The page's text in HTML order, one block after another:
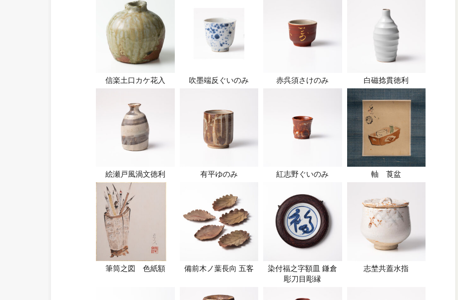
信楽土口カケ花入 吹墨端反ぐいのみ 赤呉須さけのみ 白磁捻貫徳利
絵瀬戸風渦文徳利 有平ゆのみ 紅志野ぐいのみ 軸 莨盆
筆筒之図 色紙額 備前木ノ葉長向 五客
染付福之字額皿 鎌倉
彫刀目彫縁
志埜共蓋水指